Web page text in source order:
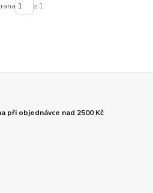
z 1
při objednávce nad 2500 Kč